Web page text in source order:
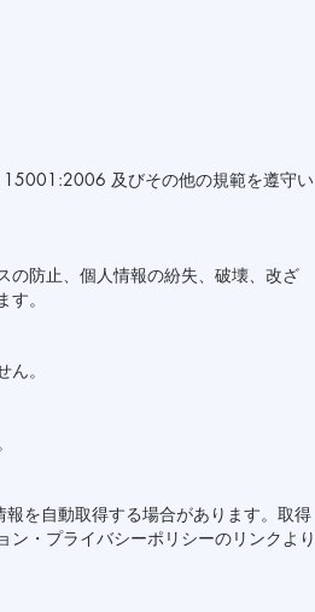
15001:2006 及びその他の規範を遵守い
の防止、個人情報の紛失、破壊、改ざ
。
。
を自動取得する場合があります。取得
・プライバシーポリシーのリンクより